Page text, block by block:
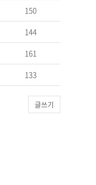
150
144
161
133
글쓰기